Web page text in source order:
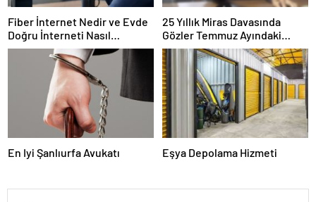
Fiber İnternet Nedir ve Evde
Doğru İnterneti Nasıl
Seçersiniz
25 Yıllık Miras Davasında
Gözler Temmuz Ayındaki
Karar Duruşmasına Çevrildi
En Iyi Şanlıurfa Avukatı Eşya Depolama Hizmeti